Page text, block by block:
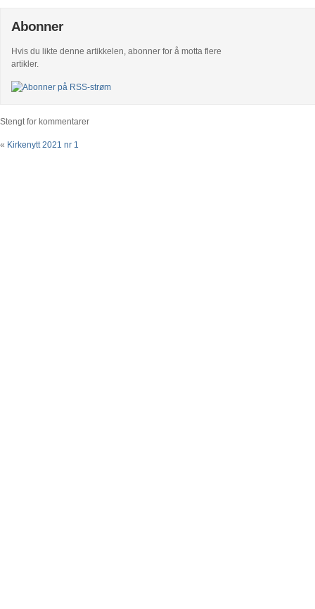
Abonner
Hvis du likte denne artikkelen, abonner for å motta flere
artikler.
Stengt for kommentarer
« Kirkenytt 2021 nr 1